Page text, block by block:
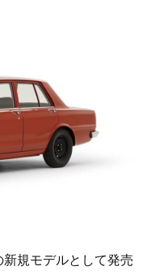
規モデルとして発売